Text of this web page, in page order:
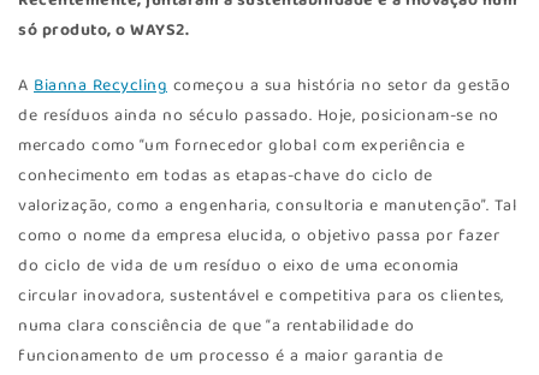
só produto, o WAYS2.
A Bianna Recycling começou a sua história no setor da gestão
de resíduos ainda no século passado. Hoje, posicionam-se no
mercado como “um fornecedor global com experiência e
conhecimento em todas as etapas-chave do ciclo de
valorização, como a engenharia, consultoria e manutenção”. Tal
como o nome da empresa elucida, o objetivo passa por fazer
do ciclo de vida de um resíduo o eixo de uma economia
circular inovadora, sustentável e competitiva para os clientes,
numa clara consciência de que “a rentabilidade do
funcionamento de um processo é a maior garantia de